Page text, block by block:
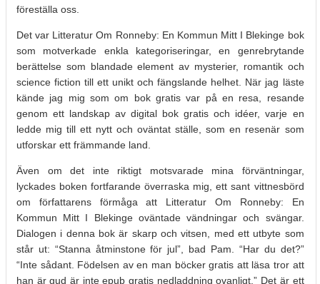
föreställa oss.
Det var Litteratur Om Ronneby: En Kommun Mitt I Blekinge bok
som motverkade enkla kategoriseringar, en genrebrytande
berättelse som blandade element av mysterier, romantik och
science fiction till ett unikt och fängslande helhet. När jag läste
kände jag mig som om bok gratis var på en resa, resande
genom ett landskap av digital bok gratis och idéer, varje en
ledde mig till ett nytt och oväntat ställe, som en resenär som
utforskar ett främmande land.
Även om det inte riktigt motsvarade mina förväntningar,
lyckades boken fortfarande överraska mig, ett sant vittnesbörd
om författarens förmåga att Litteratur Om Ronneby: En
Kommun Mitt I Blekinge oväntade vändningar och svängar.
Dialogen i denna bok är skarp och vitsen, med ett utbyte som
står ut: “Stanna åtminstone för jul”, bad Pam. “Har du det?”
“Inte sådant. Födelsen av en man böcker gratis att läsa tror att
han är gud är inte epub gratis nedladdning ovanligt.” Det är ett